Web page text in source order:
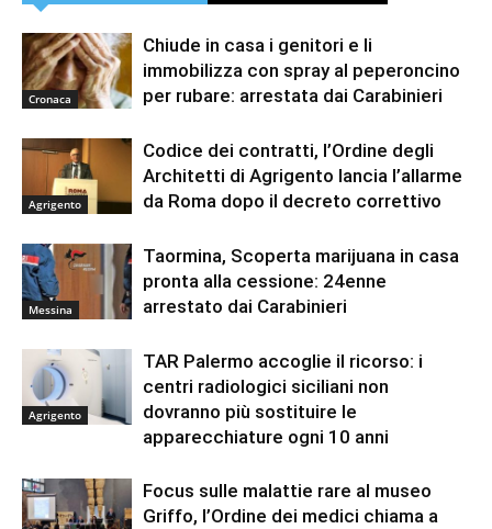
Cronaca
Chiude in casa i genitori e li
immobilizza con spray al peperoncino
per rubare: arrestata dai Carabinieri
Agrigento
Codice dei contratti, l’Ordine degli
Architetti di Agrigento lancia l’allarme
da Roma dopo il decreto correttivo
Messina
Taormina, Scoperta marijuana in casa
pronta alla cessione: 24enne
arrestato dai Carabinieri
Agrigento
TAR Palermo accoglie il ricorso: i
centri radiologici siciliani non
dovranno più sostituire le
apparecchiature ogni 10 anni
Focus sulle malattie rare al museo
Griffo, l’Ordine dei medici chiama a